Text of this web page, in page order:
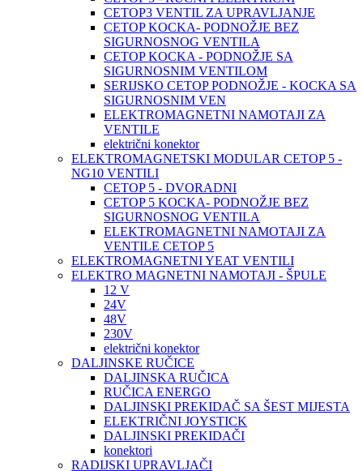
CETOP3 VENTIL ZA UPRAVLJANJE
CETOP KOCKA- PODNOŽJE BEZ
SIGURNOSNOG VENTILA
CETOP KOCKA - PODNOŽJE SA
SIGURNOSNIM VENTILOM
SERIJSKO CETOP PODNOŽJE - KOCKA SA
SIGURNOSNIM VEN
ELEKTROMAGNETNI NAMOTAJI ZA
VENTILE
električni konektor
ELEKTROMAGNETSKI MODULAR CETOP 5 -
NG10 VENTILI
CETOP 5 - DVORADNI
CETOP 5 KOCKA- PODNOŽJE BEZ
SIGURNOSNOG VENTILA
ELEKTROMAGNETNI NAMOTAJI ZA
VENTILE CETOP 5
ELEKTROMAGNETNI YEAT VENTILI
ELEKTRO MAGNETNI NAMOTAJI - ŠPULE
12 V
24V
48V
230V
električni konektor
DALJINSKE RUČICE
DALJINSKA RUČICA
RUČICA ENERGO
DALJINSKI PREKIDAČ SA ŠEST MIJESTA
ELEKTRIČNI JOYSTICK
DALJINSKI PREKIDAČI
konektori
RADIJSKI UPRAVLJAČI